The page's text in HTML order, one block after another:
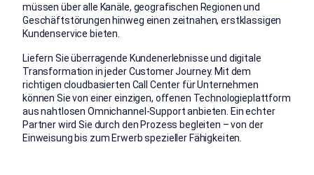
müssen über alle Kanäle, geografischen Regionen und
Geschäftstörungen hinweg einen zeitnahen, erstklassigen
Kundenservice bieten.
Liefern Sie überragende Kundenerlebnisse und digitale
Transformation in jeder Customer Journey. Mit dem
richtigen cloudbasierten Call Center für Unternehmen
können Sie von einer einzigen, offenen Technologieplattform
aus nahtlosen Omnichannel-Support anbieten. Ein echter
Partner wird Sie durch den Prozess begleiten – von der
Einweisung bis zum Erwerb spezieller Fähigkeiten.